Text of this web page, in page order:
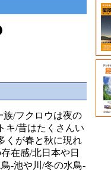
族/フクロウは夜の
キ/昔はたくさんい
くが春と秋に現れ
在感/北日本や日
-池や川/冬の水鳥-